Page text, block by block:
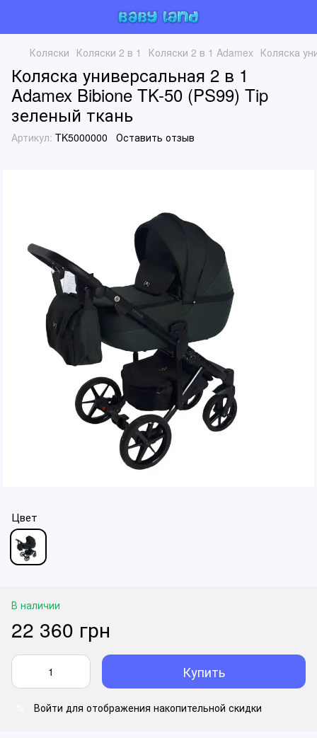
Коляски Коляски 2 в 1 Коляски 2 в 1 Adamex Коляска
Коляска универсальная 2 в 1
Adamex Bibione TK-50 (PS99) Tip
зеленый ткань
Артикул: TK5000000 Оставить отзыв
Цвет
В наличии
22 360 грн
Купить
Войти для отображения накопительной скидки